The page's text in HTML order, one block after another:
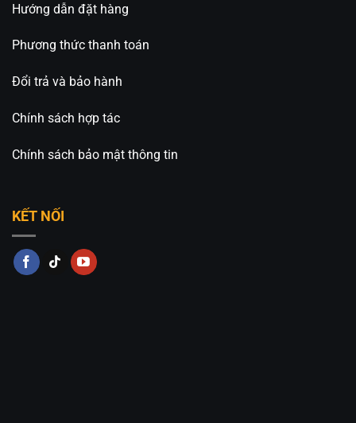
Hướng dẫn đặt hàng
Phương thức thanh toán
Đổi trả và bảo hành
Chính sách hợp tác
Chính sách bảo mật thông tin
KẾT NỐI